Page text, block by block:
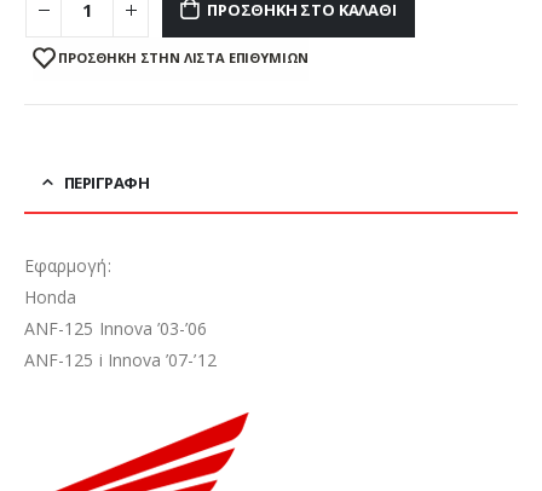
ΠΡΟΣΘΉΚΗ ΣΤΟ ΚΑΛΆΘΙ
ΠΡΌΣΘΉΚΗ ΣΤΗΝ ΛΊΣΤΑ ΕΠΙΘΥΜΙΏΝ
ΠΕΡΙΓΡΑΦΉ
Εφαρμογή:
Honda
ANF-125 Innova ’03-’06
ANF-125 i Innova ’07-’12